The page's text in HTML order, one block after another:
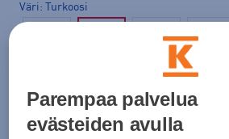
Väri Turkoosi
42 42,5
Parempaa palvelua
evästeiden avulla